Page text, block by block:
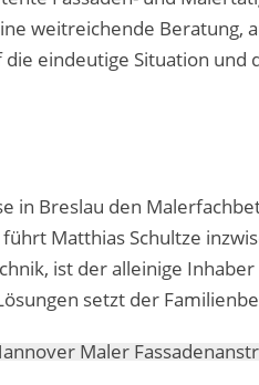
weitreichende Beratung,
eindeutige Situation
in Breslau den
Matthias Schultze
ist der alleinige
setzt der